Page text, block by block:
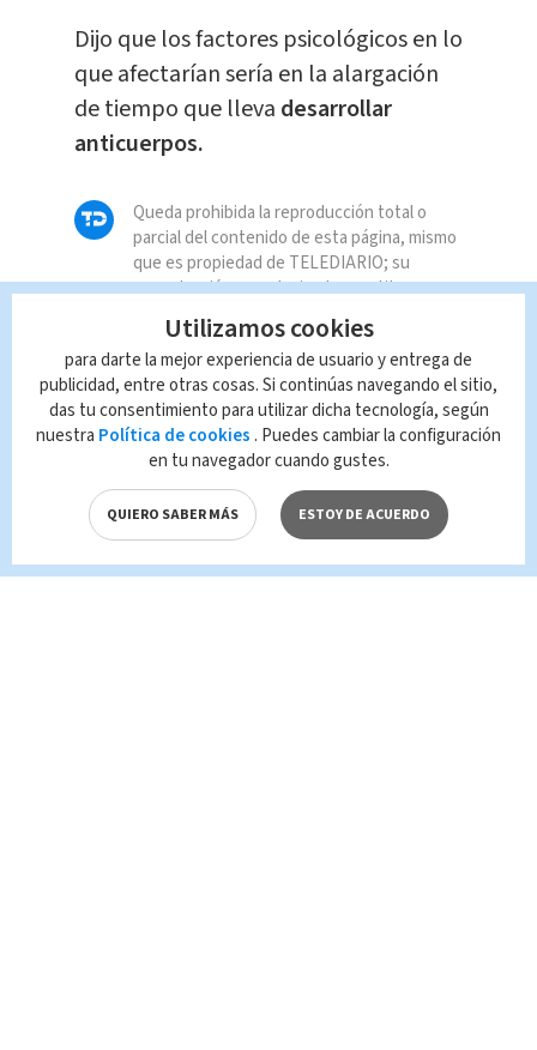
Dijo que los factores psicológicos en lo
que afectarían sería en la alargación
de tiempo que lleva desarrollar
anticuerpos.
Queda prohibida la reproducción total o
parcial del contenido de esta página, mismo
que es propiedad de TELEDIARIO; su
reproducción no autorizada constituye una
infracción y un delito de conformidad con las
leyes aplicables.
Utilizamos cookies
para darte la mejor experiencia de usuario y entrega de
publicidad, entre otras cosas. Si continúas navegando el sitio,
das tu consentimiento para utilizar dicha tecnología, según
nuestra Política de cookies . Puedes cambiar la configuración
en tu navegador cuando gustes.
QUIERO SABER MÁS ESTOY DE ACUERDO